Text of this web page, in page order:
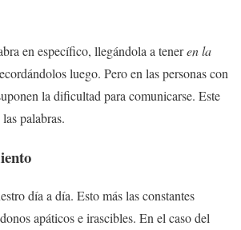
en específico, llegándola a teneren la
luego. Pero en las personas con
la dificultad para comunicarse. Este
palabras.
día a día. Esto más las constantes
apáticos e irascibles. En el caso del